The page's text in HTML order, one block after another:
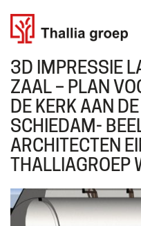
3D IMPRESSIE
ZAAL – PLAN
DE KERK AAN
SCHIEDAM-
ARCHITECTEN
THALLIAGROEP
THALLIA GROEP
Emmasingel 50
6001 BD Weert
Tel. 06 50 63 81 81